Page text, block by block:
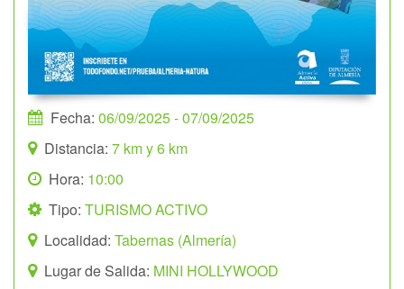
Fecha: 06/09/2025- 07/09/2025
Distancia: 7 km y 6 km
Hora: 10:00
Tipo: TURISMO ACTIVO
Localidad: Tabernas (Almería)
Lugar de Salida: MINI HOLLYWOOD